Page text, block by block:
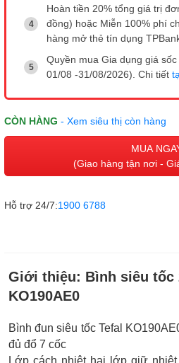
Hoàn tiền 20% tổng giá trị
đồng) hoặc Miễn 100% phí
hàng mở thẻ tín dụng
Quyền mua Gia dụng giá
01/08 -31/08/2026). Chi tiết
CÒN HÀNG - Xem siêu thị còn hàng
MUA
(Giao hàng tận nơi -
Hỗ trợ 24/7:1900 6788
Giới thiệu: Bình siêu tốc
KO190AE0
Bình đun siêu tốc Tefal
đủ đổ 7 cốc
Lớp cách nhiệt hai lớp giữ